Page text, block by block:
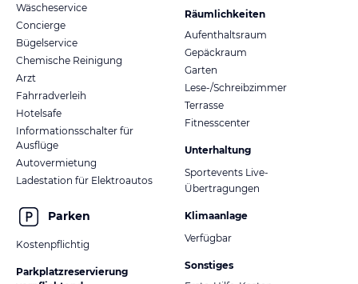
Wäscheservice
Concierge
Bügelservice
Chemische Reinigung
Arzt
Fahrradverleih
Hotelsafe
Informationsschalter für
Ausflüge
Autovermietung
Ladestation für Elektroautos
Parken
Kostenpflichtig
Parkplatzreservierung
Räumlichkeiten
Aufenthaltsraum
Gepäckraum
Garten
Lese-/Schreibzimmer
Terrasse
Fitnesscenter
Unterhaltung
Sportevents Live-
Übertragungen
Klimaanlage
Verfügbar
Sonstiges